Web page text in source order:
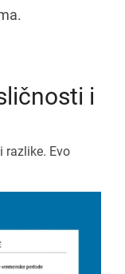
i
razlike. Evo